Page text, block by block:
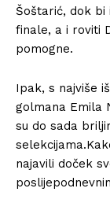
Šoštarić, dok bi
finale, a i roviti
pomogne.
Ipak, s najviše
golmana Emila
su do sada
najavili doček